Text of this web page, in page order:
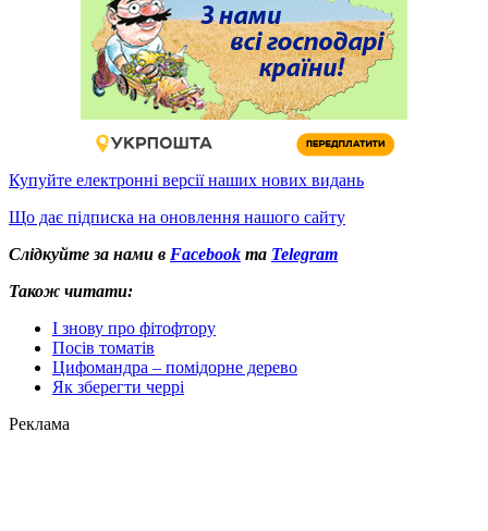
Купуйте електронні версії наших нових видань
Що дає підписка на оновлення нашого сайту
Слідкуйте за нами в Facebook та Telegram
Також читати:
І знову про фітофтору
Посів томатів
Цифомандра – помідорне дерево
Як зберегти черрі
Реклама